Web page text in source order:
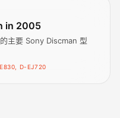
in 2005
主要 Sony Discman 型
D-EJ720